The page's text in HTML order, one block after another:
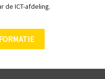
de ICT-afdeling.